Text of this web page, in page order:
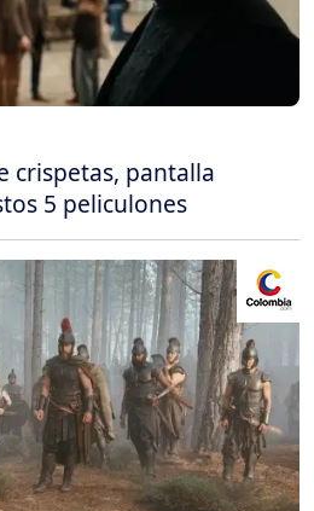
crispetas, pantalla
5 peliculones